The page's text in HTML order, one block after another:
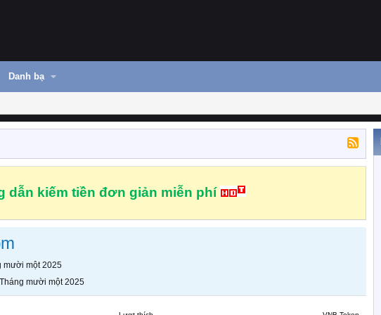
Danh bạ
dẫn kiếm tiền đơn giản miễn phí
mười một 2025
mười một 2025